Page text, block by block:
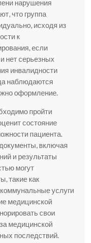
нарушения
что группа
исходя из
к
если
нет серьезных
инвалидности
наблюдаются
оформление.
пройти
состояние
пациента.
включая
и результаты
могут
такие как
услуги
медицинской
свои
медицинской
последствий.